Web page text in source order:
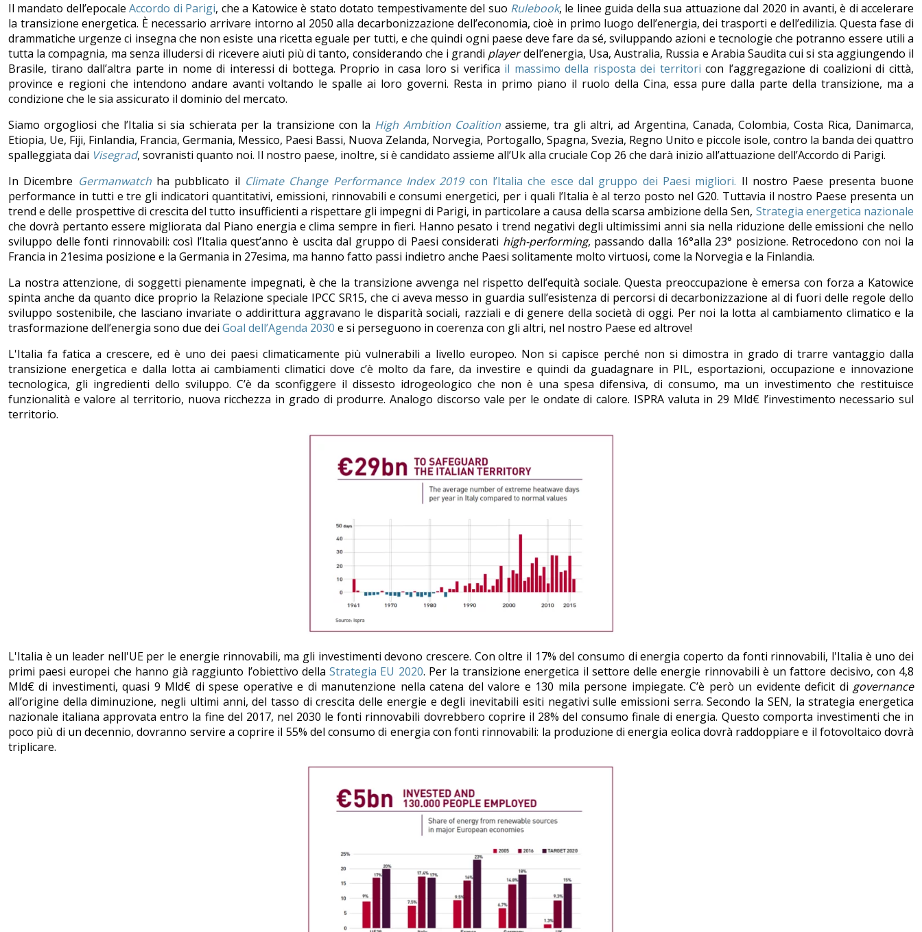
Il mandato dell’epocaleAccordo di Parigi, che a Katowice è stato dotato tempestivamente del suo Rulebook, le linee guida della sua attuazione dal 2020 in avanti, è di accelerare
la transizione energetica. È necessario arrivare intorno al 2050 alla decarbonizzazione dell’economia, cioè in primo luogo dell’energia, dei trasporti e dell’edilizia. Questa fase di
drammatiche urgenze ci insegna che non esiste una ricetta eguale per tutti, e che quindi ogni paese deve fare da sé, sviluppando azioni e tecnologie che potranno essere utili a
tutta la compagnia, ma senza illudersi di ricevere aiuti più di tanto, considerando che i grandi playerdell’energia, Usa, Australia, Russia e Arabia Saudita cui si sta aggiungendo il
Brasile, tirano dall’altra parte in nome di interessi di bottega. Proprio in casa loro si verifica il massimo della risposta dei territori con l’aggregazione di coalizioni di città,
province e regioni che intendono andare avanti voltando le spalle ai loro governi. Resta in primo piano il ruolo della Cina, essa pure dalla parte della transizione, ma a
condizione che le sia assicurato il dominio del mercato.
Siamo orgogliosi che l’Italia si sia schierata per la transizione con la High Ambition Coalitionassieme, tra gli altri, ad Argentina, Canada, Colombia, Costa Rica, Danimarca,
Etiopia, Ue, Fiji, Finlandia, Francia, Germania, Messico, Paesi Bassi, Nuova Zelanda, Norvegia, Portogallo, Spagna, Svezia, Regno Unito e piccole isole, contro la banda dei quattro
spalleggiata dai Visegrad, sovranisti quanto noi. Il nostro paese, inoltre, si è candidato assieme all’Uk alla cruciale Cop 26 che darà inizio all’attuazione dell’Accordo di Parigi.
In Dicembre Germanwatchha pubblicato il Climate Change Performance Index 2019con l’Italia che esce dal gruppo dei Paesi migliori. Il nostro Paese presenta buone
performance in tutti e tre gli indicatori quantitativi, emissioni, rinnovabili e consumi energetici, per i quali l’Italia è al terzo posto nel G20. Tuttavia il nostro Paese presenta un
trend e delle prospettive di crescita del tutto insufficienti a rispettare gli impegni di Parigi, in particolare a causa della scarsa ambizione della Sen, Strategia energetica nazionale
che dovrà pertanto essere migliorata dal Piano energia e clima sempre in fieri. Hanno pesato i trend negativi degli ultimissimi anni sia nella riduzione delle emissioni che nello
sviluppo delle fonti rinnovabili: così l’Italia quest’anno è uscita dal gruppo di Paesi considerati high-performing, passando dalla 16°alla 23° posizione. Retrocedono con noi la
Francia in 21esima posizione e la Germania in 27esima, ma hanno fatto passi indietro anche Paesi solitamente molto virtuosi, come la Norvegia e la Finlandia.
La nostra attenzione, di soggetti pienamente impegnati, è che la transizione avvenga nel rispetto dell’equità sociale. Questa preoccupazione è emersa con forza a Katowice
spinta anche da quanto dice proprio la Relazione speciale IPCC SR15, che ci aveva messo in guardia sull’esistenza di percorsi di decarbonizzazione al di fuori delle regole dello
sviluppo sostenibile, che lasciano invariate o addirittura aggravano le disparità sociali, razziali e di genere della società di oggi. Per noi la lotta al cambiamento climatico e la
trasformazione dell’energia sono due dei Goal dell’Agenda 2030 e si perseguono in coerenza con gli altri, nel nostro Paese ed altrove!
L'Italia fa fatica a crescere, ed è uno dei paesi climaticamente più vulnerabili a livello europeo. Non si capisce perché non si dimostra in grado di trarre vantaggio dalla
transizione energetica e dalla lotta ai cambiamenti climatici dove c’è molto da fare, da investire e quindi da guadagnare in PIL, esportazioni, occupazione e innovazione
tecnologica, gli ingredienti dello sviluppo. C’è da sconfiggere il dissesto idrogeologico che non è una spesa difensiva, di consumo, ma un investimento che restituisce
funzionalità e valore al territorio, nuova ricchezza in grado di produrre. Analogo discorso vale per le ondate di calore. ISPRA valuta in 29 Mld€ l’investimento necessario sul
territorio.
L'Italia è un leader nell'UE per le energie rinnovabili, ma gli investimenti devono crescere. Con oltre il 17% del consumo di energia coperto da fonti rinnovabili, l'Italia è uno dei
primi paesi europei che hanno già raggiunto l’obiettivo dellaStrategia EU 2020. Per la transizione energetica il settore delle energie rinnovabili è un fattore decisivo, con 4,8
Mld€ di investimenti, quasi 9 Mld€ di spese operative e di manutenzione nella catena del valore e 130 mila persone impiegate. C’è però un evidente deficit di governance
all’origine della diminuzione, negli ultimi anni, del tasso di crescita delle energie e degli inevitabili esiti negativi sulle emissioni serra. Secondo la SEN, la strategia energetica
nazionale italiana approvata entro la fine del 2017, nel 2030 le fonti rinnovabili dovrebbero coprire il 28% del consumo finale di energia. Questo comporta investimenti che in
poco più di un decennio, dovranno servire a coprire il 55% del consumo di energia con fonti rinnovabili: la produzione di energia eolica dovrà raddoppiare e il fotovoltaico dovrà
triplicare.